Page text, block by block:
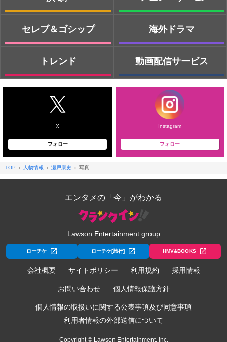
セレブ＆ゴシップ
トレンド
海外ドラマ
動画配信サービス
X
フォロー
Instagram
フォロー
TOP 人物情報 瀬戸康史 写真
エンタメの「今」がわかる
Lawson Entertainment group
ローチケ ローチケ[旅行] HMV&BOOKS
会社概要 サイトポリシー 利用規約 採用情報
お問い合わせ 個人情報保護方針
個人情報の取扱いに関する公表事項及び同意事項
利用者情報の外部送信について
Copyright © Lawson Entertainment, Inc.